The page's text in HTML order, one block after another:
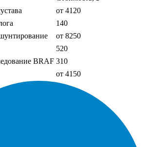
от 4120
140
от 8250
520
BRAF 310
от 4150